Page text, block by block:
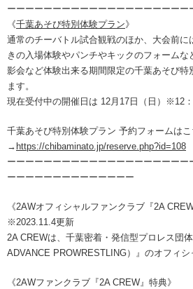
ーーーーーーーーーーーーーーーーーーーー
《千葉あそび特別体験プラン》
通常のチーバトル試合観戦のほか、大会前に
きの入場体験やパンチやキックのフォーム
影会など体験出来る期間限定の千葉あそび特
ます。
現在受付中の開催日は 12月17日（日）※12
千葉あそび特別体験プラン 予約フォームはこ
→ https://chibaminato.jp/reserve.php?id=108
ーーーーーーーーーーーーーーーーーーーー
ーーーーーーーーーーーーーー
《2AWオフィシャルファンクラブ『2A
※2023.11.4更新
2A CREWは、千葉密着・発信型プロレス団
ADVANCE PROWRESTLING）』のオフィシ
《2AWファンクラブ『2A CREW』特典》